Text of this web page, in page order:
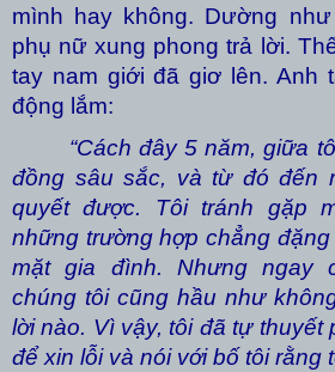
mình hay không. Dường
phụ nữ xung phong trả lời.
tay nam giới đã giơ lên. Anh
động lắm:
“Cách đây 5 năm, giữa
đồng sâu sắc, và từ đó đến
quyết được. Tôi tránh gặp
những trường hợp chẳng
mặt gia đình. Nhưng ngay
chúng tôi cũng hầu như
lời nào. Vì vậy, tôi đã tự thuyết
để xin lỗi và nói với bố tôi rằng